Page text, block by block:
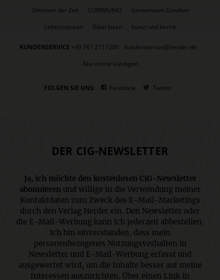
Stimmen der Zeit
COMMUNIO
Gemeinsam Glauben
Lebensspuren
Bibel lesen kunst und kirche
KUNDENSERVICE +49 761 2717200
kundenservice@herder.de
Abo online kündigen
FOLGEN SIE UNS: Facebook Twitter
DER CIG-NEWSLETTER
Ja, ich möchte den kostenlosen CiG-Newsletter
abonnieren und willige in die Verwendung meiner
Kontaktdaten zum Zweck des E-Mail-Marketings
durch den Verlag Herder ein. Den Newsletter oder
die E-Mail-Werbung kann ich jederzeit abbestellen.
Ich bin einverstanden, dass mein
personenbezogenes Nutzungsverhalten in
Newsletter und E-Mail-Werbung erfasst und
ausgewertet wird, um die Inhalte besser auf meine
Interessen auszurichten. Über einen Link in